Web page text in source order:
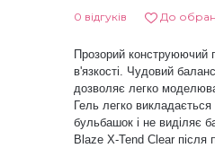
0 відгуків До
Прозорий конструюючий
в'язкості. Чудовий
дозволяє легко
Гель легко
бульбашок і не виділяє
Blaze X-Tend Clear після